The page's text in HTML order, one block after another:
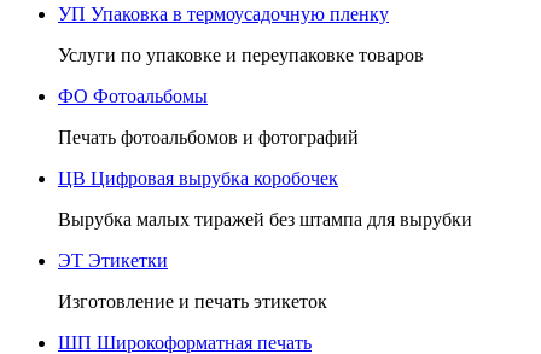
УП Упаковка в термоусадочную пленку
Услуги по упаковке и переупаковке товаров
ФО Фотоальбомы
Печать фотоальбомов и фотографий
ЦВ Цифровая вырубка коробочек
Вырубка малых тиражей без штампа для вырубки
ЭТ Этикетки
Изготовление и печать этикеток
ШП Широкоформатная печать